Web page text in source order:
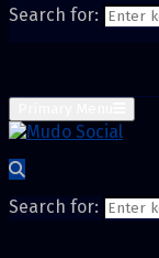
Search for:
Search for: